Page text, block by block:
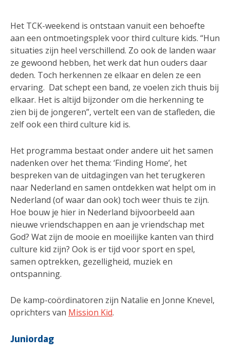
Het TCK-weekend is ontstaan vanuit een behoefte
aan een ontmoetingsplek voor third culture kids. “Hun
situaties zijn heel verschillend. Zo ook de landen waar
ze gewoond hebben, het werk dat hun ouders daar
deden. Toch herkennen ze elkaar en delen ze een
ervaring. Dat schept een band, ze voelen zich thuis bij
elkaar. Het is altijd bijzonder om die herkenning te
zien bij de jongeren”, vertelt een van de stafleden, die
zelf ook een third culture kid is.
Het programma bestaat onder andere uit het samen
nadenken over het thema: ‘Finding Home’, het
bespreken van de uitdagingen van het terugkeren
naar Nederland en samen ontdekken wat helpt om in
Nederland (of waar dan ook) toch weer thuis te zijn.
Hoe bouw je hier in Nederland bijvoorbeeld aan
nieuwe vriendschappen en aan je vriendschap met
God? Wat zijn de mooie en moeilijke kanten van third
culture kid zijn? Ook is er tijd voor sport en spel,
samen optrekken, gezelligheid, muziek en
ontspanning.
De kamp-coördinatoren zijn Natalie en Jonne Knevel,
oprichters van Mission Kid.
Juniordag